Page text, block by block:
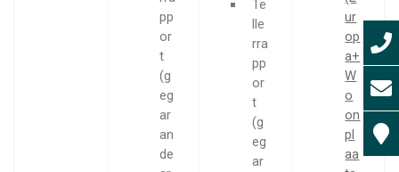
pp
or
t
(g
eg
ar
an
de
Te
lle
rra
pp
or
t
(g
eg
ar
ur
op
a+
W
o
on
pl
aa